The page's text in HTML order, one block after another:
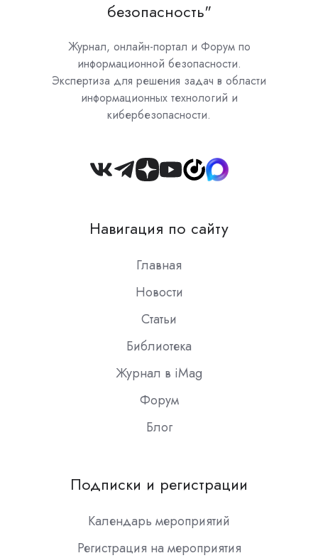
безопасность"
Журнал, онлайн-портал и Форум по
информационной безопасности.
Экспертиза для решения задач в области
информационных технологий и
кибербезопасности.
Join
Slack
Навигация по сайту
Главная
Новости
Статьи
Библиотека
Журнал в iMag
Форум
Блог
Подписки и регистрации
Календарь мероприятий
Регистрация на мероприятия